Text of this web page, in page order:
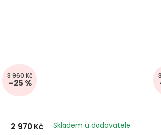
3 960 Kč
–25 %
2 970 Kč Skladem u dodavatele